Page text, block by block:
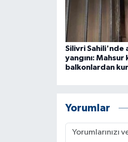
Silivri Sahili'nde
yangını: Mahsur
balkonlardan
Yorumlar